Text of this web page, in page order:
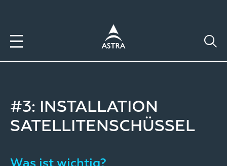
#3: INSTALLATION
SATELLITENSCHÜSSEL
Was ist wichtig?